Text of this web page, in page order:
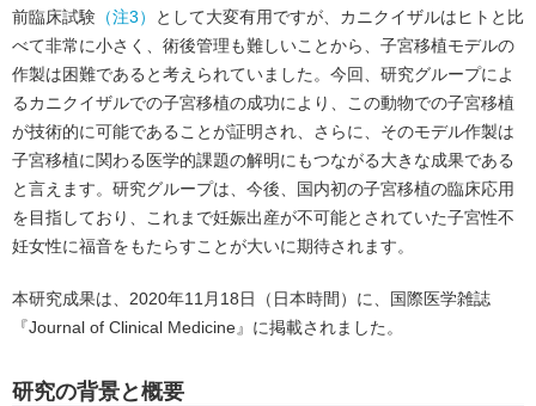
前臨床試験 （注3）
として大変有用ですが、カニクイザルはヒトと比
べて非常に小さく、術後管理も難しいことから、子宮移植モデルの
作製は困難であると考えられていました。今回、研究グループによ
るカニクイザルでの子宮移植の成功により、この動物での子宮移植
が技術的に可能であることが証明され、さらに、そのモデル作製は
子宮移植に関わる医学的課題の解明にもつながる大きな成果である
と言えます。研究グループは、今後、国内初の子宮移植の臨床応用
を目指しており、これまで妊娠出産が不可能とされていた子宮性不
妊女性に福音をもたらすことが大いに期待されます。
本研究成果は、2020年11月18日（日本時間）に、国際医学雑誌
『Journal of Clinical Medicine』に掲載されました。
研究の背景と概要